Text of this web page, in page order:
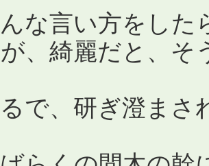
な言い方をした
、綺麗だと、そ
で、研ぎ澄ま